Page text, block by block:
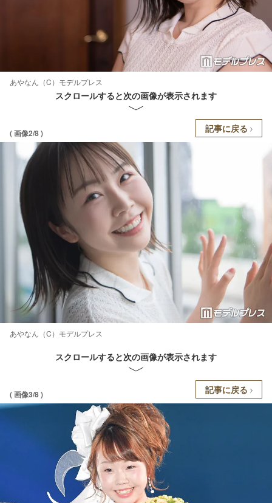
あやなん（C）モデルプレス
スクロールすると次の画像が表示されます
( 画像2/8 ) 記事に戻る
あやなん（C）モデルプレス
スクロールすると次の画像が表示されます
( 画像3/8 ) 記事に戻る